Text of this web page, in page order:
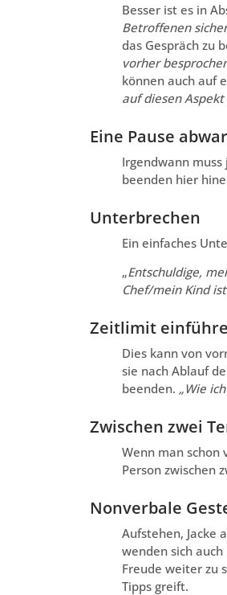
Besser ist es in
Betroffenen
das Gespräch zu
vorher
können auch auf
auf diesen
Eine Pause
Irgendwann
beenden hier
Unterbrechen
Ein einfaches
„Entschuldige,
Chef/mein Kind
Zeitlimit
Dies kann von
sie nach Ablauf
beenden. „Wie
Zwischen zwei
Wenn man schon
Person zwischen
Nonverbale
Aufstehen, Jacke
wenden sich
Freude weiter zu
Tipps greift.